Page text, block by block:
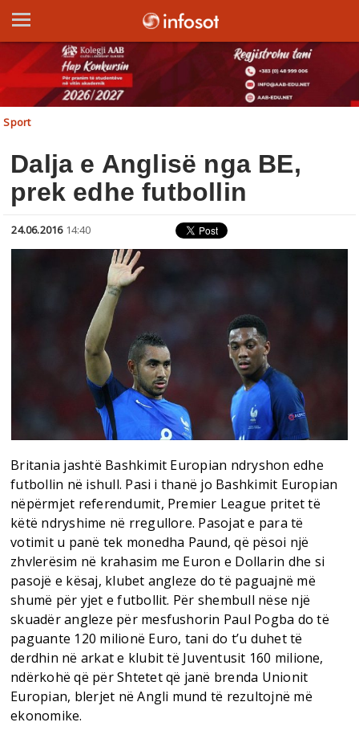
Sport
Dalja e Anglisë nga BE,
prek edhe futbollin
24.06.2016 14:40
Britania jashtë Bashkimit Europian ndryshon edhe
futbollin në ishull. Pasi i thanë jo Bashkimit Europian
nëpërmjet referendumit, Premier League pritet të
këtë ndryshime në rregullore. Pasojat e para të
votimit u panë tek monedha Paund, që pësoi një
zhvlerësim në krahasim me Euron e Dollarin dhe si
pasojë e kësaj, klubet angleze do të paguajnë më
shumë për yjet e futbollit. Për shembull nëse një
skuadër angleze për mesfushorin Paul Pogba do të
paguante 120 milionë Euro, tani do t’u duhet të
derdhin në arkat e klubit të Juventusit 160 milione,
ndërkohë që për Shtetet që janë brenda Unionit
Europian, blerjet në Angli mund të rezultojnë më
ekonomike.